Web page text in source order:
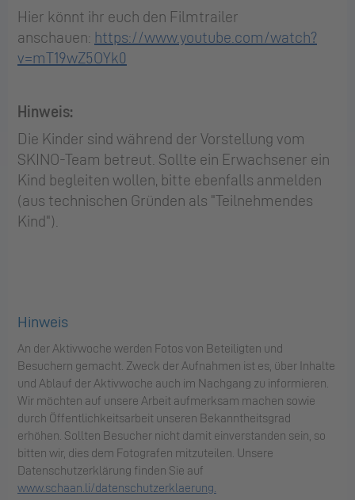
Hier könnt ihr euch den Filmtrailer
anschauen: https://www.youtube.com/watch?
v=mT19wZ5OYk0
Hinweis:
Die Kinder sind während der Vorstellung vom
SKINO-Team betreut. Sollte ein Erwachsener ein
Kind begleiten wollen, bitte ebenfalls anmelden
(aus technischen Gründen als "Teilnehmendes
Kind").
Hinweis
An der Aktivwoche werden Fotos von Beteiligten und
Besuchern gemacht. Zweck der Aufnahmen ist es, über Inhalte
und Ablauf der Aktivwoche auch im Nachgang zu informieren.
Wir möchten auf unsere Arbeit aufmerksam machen sowie
durch Öffentlichkeitsarbeit unseren Bekanntheitsgrad
erhöhen. Sollten Besucher nicht damit einverstanden sein, so
bitten wir, dies dem Fotografen mitzuteilen. Unsere
Datenschutzerklärung finden Sie auf
www.schaan.li/datenschutzerklaerung.